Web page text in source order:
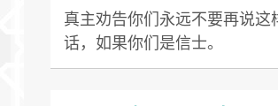
真主劝告你们永远不要再说这
话，如果你们是信士。